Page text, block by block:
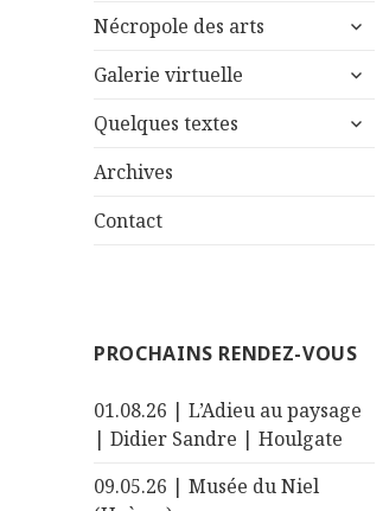
sous-
Nécropole des arts
ouvrir
sous-
Galerie virtuelle
ouvrir
sous-
Quelques textes
ouvrir
Archives
Contact
PROCHAINS RENDEZ-VOUS
01.08.26 | L’Adieu au paysage
| Didier Sandre | Houlgate
09.05.26 | Musée du Niel